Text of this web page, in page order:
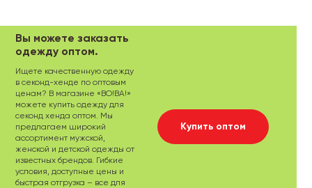
Вы можете заказать
одежду оптом.
Ищете качественную одежду
в секонд-хенде по оптовым
ценам? В магазине «ВО!ВА!»
можете купить одежду для
секонд хенда оптом. Мы
предлагаем широкий
ассортимент мужской,
женской и детской одежды от
известных брендов. Гибкие
условия, доступные цены и
быстрая отгрузка – все для
Купить оптом